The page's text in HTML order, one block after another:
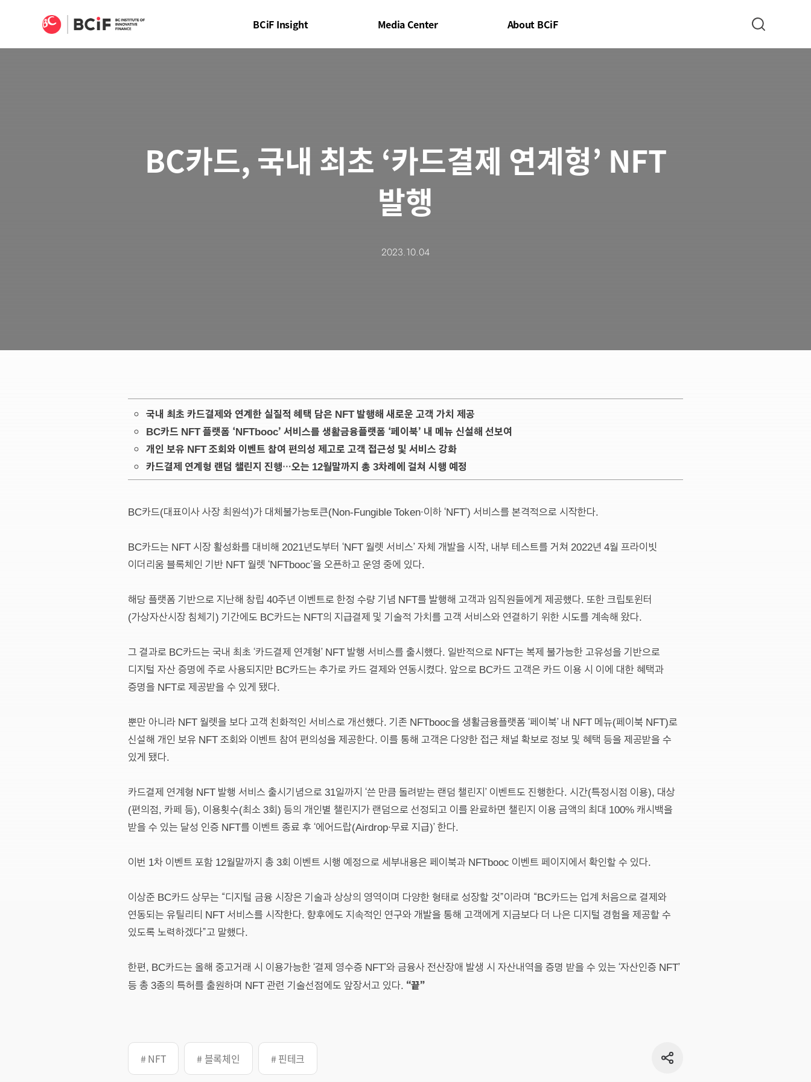
BCIF BCiF Insight Media Center About BCiF 검색
BC카드, 국내 최초 ‘카드결제 연계형’ NFT
발행
2023.10.04
국내 최초 카드결제와 연계한 실질적 혜택 담은 NFT 발행해 새로운 고객 가치 제공
BC카드 NFT 플랫폼 ‘NFTbooc’ 서비스를 생활금융플랫폼 ‘페이북’ 내 메뉴 신설해 선보여
개인 보유 NFT 조회와 이벤트 참여 편의성 제고로 고객 접근성 및 서비스 강화
카드결제 연계형 랜덤 챌린지 진행…오는 12월말까지 총 3차례에 걸쳐 시행 예정
BC카드(대표이사 사장 최원석)가 대체불가능토큰(Non-Fungible Token∙이하 ‘NFT’) 서비스를 본격적으로 시작한다.
BC카드는 NFT 시장 활성화를 대비해 2021년도부터 ‘NFT 월렛 서비스’ 자체 개발을 시작, 내부 테스트를 거쳐 2022년 4월 프라이빗
이더리움 블록체인 기반 NFT 월렛 ‘NFTbooc’을 오픈하고 운영 중에 있다.
해당 플랫폼 기반으로 지난해 창립 40주년 이벤트로 한정 수량 기념 NFT를 발행해 고객과 임직원들에게 제공했다. 또한 크립토윈터
(가상자산시장 침체기) 기간에도 BC카드는 NFT의 지급결제 및 기술적 가치를 고객 서비스와 연결하기 위한 시도를 계속해 왔다.
그 결과로 BC카드는 국내 최초 ‘카드결제 연계형’ NFT 발행 서비스를 출시했다. 일반적으로 NFT는 복제 불가능한 고유성을 기반으로
디지털 자산 증명에 주로 사용되지만 BC카드는 추가로 카드 결제와 연동시켰다. 앞으로 BC카드 고객은 카드 이용 시 이에 대한 혜택과
증명을 NFT로 제공받을 수 있게 됐다.
뿐만 아니라 NFT 월렛을 보다 고객 친화적인 서비스로 개선했다. 기존 NFTbooc을 생활금융플랫폼 ‘페이북’ 내 NFT 메뉴(페이북 NFT)로
신설해 개인 보유 NFT 조회와 이벤트 참여 편의성을 제공한다. 이를 통해 고객은 다양한 접근 채널 확보로 정보 및 혜택 등을 제공받을 수
있게 됐다.
카드결제 연계형 NFT 발행 서비스 출시기념으로 31일까지 ‘쓴 만큼 돌려받는 랜덤 챌린지’ 이벤트도 진행한다. 시간(특정시점 이용), 대상
(편의점, 카페 등), 이용횟수(최소 3회) 등의 개인별 챌린지가 랜덤으로 선정되고 이를 완료하면 챌린지 이용 금액의 최대 100% 캐시백을
받을 수 있는 달성 인증 NFT를 이벤트 종료 후 ‘에어드랍(Airdrop∙무료 지급)’ 한다.
이번 1차 이벤트 포함 12월말까지 총 3회 이벤트 시행 예정으로 세부내용은 페이북과 NFTbooc 이벤트 페이지에서 확인할 수 있다.
이상준 BC카드 상무는 “디지털 금융 시장은 기술과 상상의 영역이며 다양한 형태로 성장할 것”이라며 “BC카드는 업계 처음으로 결제와
연동되는 유틸리티 NFT 서비스를 시작한다. 향후에도 지속적인 연구와 개발을 통해 고객에게 지금보다 더 나은 디지털 경험을 제공할 수
있도록 노력하겠다”고 말했다.
한편, BC카드는 올해 중고거래 시 이용가능한 ‘결제 영수증 NFT’와 금융사 전산장애 발생 시 자산내역을 증명 받을 수 있는 ‘자산인증 NFT’
등 총 3종의 특허를 출원하며 NFT 관련 기술선점에도 앞장서고 있다. “끝”
# NFT # 블록체인 # 핀테크
공유